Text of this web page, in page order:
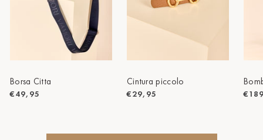
Wien Hietzing (13.Bez.)
Zwettl
Borsa Citta
€49,95
Cintura piccolo
€29,95